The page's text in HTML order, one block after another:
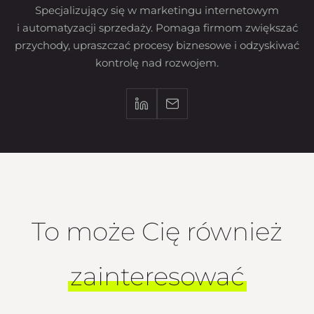
Specjalizujący się w marketingu internetowym
i automatyzacji sprzedaży. Pomaga firmom zwiększać
przychody, upraszczać procesy biznesowe i odzyskiwać
kontrolę nad rozwojem.
To może Cię również
zainteresować